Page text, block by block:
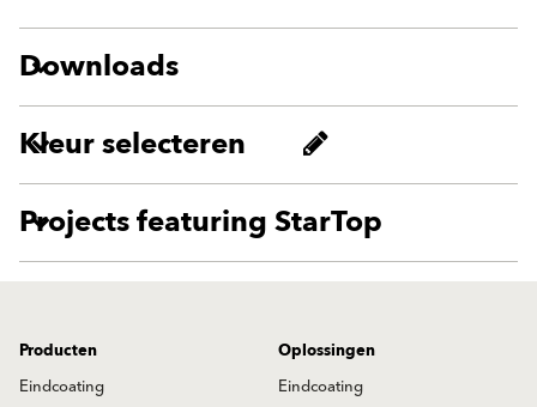
Downloads
Kleur selecteren
Projects featuring StarTop
Producten
Eindcoating
Oplossingen
Eindcoating